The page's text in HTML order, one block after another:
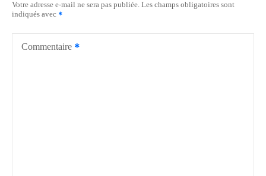
a
Votre adresse e-mail ne sera pas publiée. Les champs obligatoires sont
indiqués avec
Commentaire